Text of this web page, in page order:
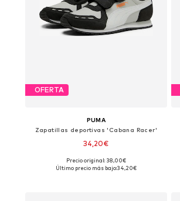
OFERTA
PUMA
Zapatillas deportivas 'Cabana Racer'
34,20€
Disponible en muchas tallas
Precio original: 38,00€
Último precio más bajo:34,20€